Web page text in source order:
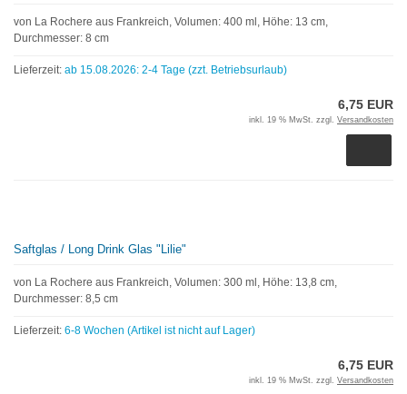
von La Rochere aus Frankreich, Volumen: 400 ml, Höhe: 13 cm,
Durchmesser: 8 cm
Lieferzeit: ab 15.08.2026: 2-4 Tage (zzt. Betriebsurlaub)
6,75 EUR
inkl. 19 % MwSt. zzgl. Versandkosten
Saftglas / Long Drink Glas "Lilie"
von La Rochere aus Frankreich, Volumen: 300 ml, Höhe: 13,8 cm,
Durchmesser: 8,5 cm
Lieferzeit: 6-8 Wochen (Artikel ist nicht auf Lager)
6,75 EUR
inkl. 19 % MwSt. zzgl. Versandkosten